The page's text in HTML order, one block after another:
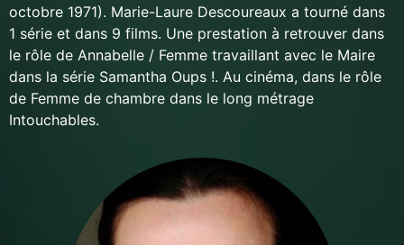
octobre 1971). Marie-Laure Descoureaux a tourné dans
1 série et dans 9 films. Une prestation à retrouver dans
le rôle de Annabelle / Femme travaillant avec le Maire
dans la série Samantha Oups !. Au cinéma, dans le rôle
de Femme de chambre dans le long métrage
Intouchables.